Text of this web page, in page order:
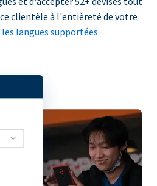
clientèle à l'entièreté de votre
les langues supportées